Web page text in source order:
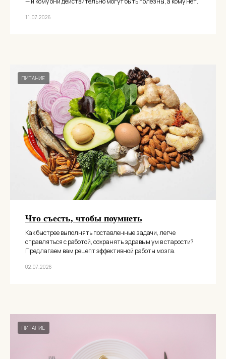
11.07.2026
ПИТАНИЕ
Что съесть, чтобы поумнеть
Как быстрее выполнять поставленные задачи, легче
справляться с работой, сохранять здравым ум в старости?
Предлагаем вам рецепт эффективной работы мозга.
02.07.2026
ПИТАНИЕ